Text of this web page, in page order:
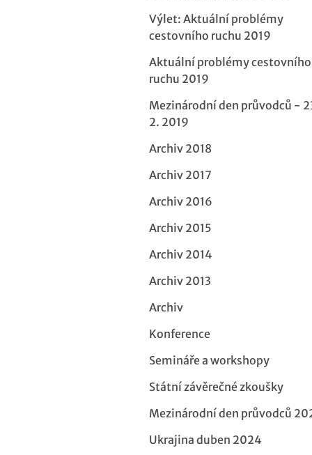
Výlet: Aktuální problémy
cestovního ruchu 2019
Aktuální problémy cestovního
ruchu 2019
Mezinárodní den průvodců -
2. 2019
Archiv 2018
Archiv 2017
Archiv 2016
Archiv 2015
Archiv 2014
Archiv 2013
Archiv
Konference
Semináře a workshopy
Státní závěrečné zkoušky
Mezinárodní den průvodců
Ukrajina duben 2024